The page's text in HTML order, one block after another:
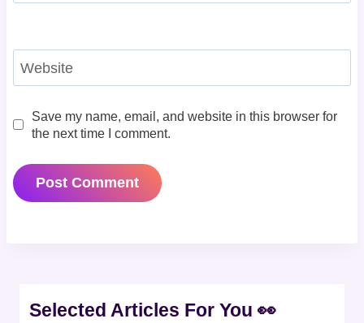
Website
Save my name, email, and website in this browser for
the next time I comment.
Selected Articles For You 👀